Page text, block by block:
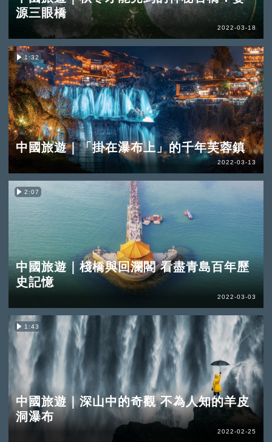
源三眼橋
2022-03-18
1:32
中國旅遊｜「掛在瀑布上」的千年芙蓉鎮
2022-03-13
2:07
中國旅遊｜棧橋與回瀾閣 看盡青島百年歷
史記憶
2022-03-03
1:43
中國旅遊｜深山中的奇觀 不為人知的羊皮
洞瀑布
2022-02-25